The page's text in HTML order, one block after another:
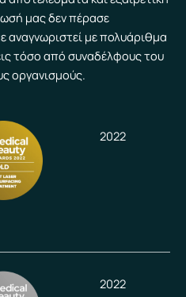
μας δεν πέρασε
με πολυάριθμα
τόσο από συναδέλφους του
οργανισμούς.
2022
2022